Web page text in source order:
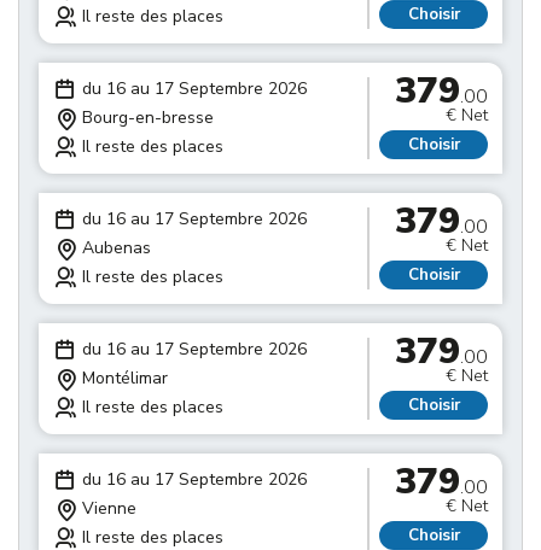
Il reste des places
Choisir
du 16 au 17 Septembre 2026
Bourg-en-bresse
Il reste des places
379.00
€ Net
Choisir
du 16 au 17 Septembre 2026
Aubenas
Il reste des places
379.00
€ Net
Choisir
du 16 au 17 Septembre 2026
Montélimar
Il reste des places
379.00
€ Net
Choisir
du 16 au 17 Septembre 2026
Vienne
Il reste des places
379.00
€ Net
Choisir